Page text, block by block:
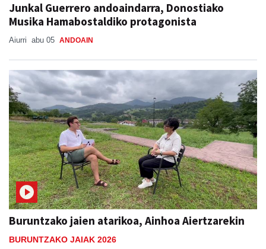
Junkal Guerrero andoaindarra, Donostiako
Musika Hamabostaldiko protagonista
Aiurri abu 05 ANDOAIN
Buruntzako jaien atarikoa, Ainhoa Aiertzarekin
BURUNTZAKO JAIAK 2026